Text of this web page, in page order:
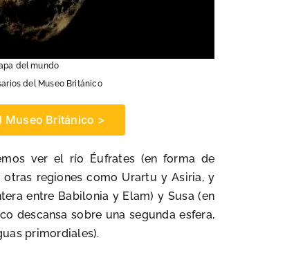
del mundo
del Museo Británico
Museo Británico >
ver el río Éufrates (en forma de
regiones como Urartu y Asiria, y
entre Babilonia y Elam) y Susa (en
descansa sobre una segunda esfera,
primordiales).